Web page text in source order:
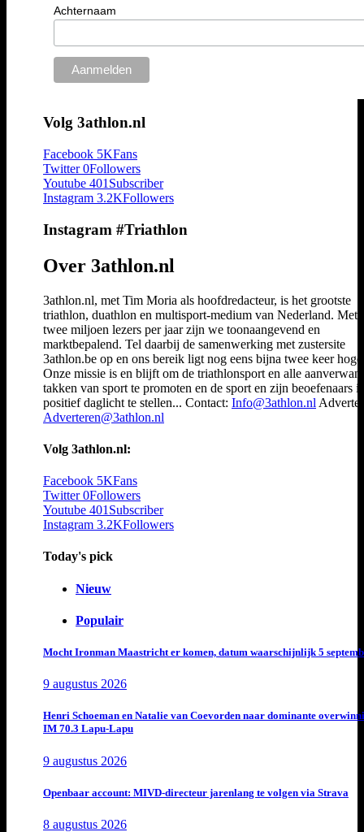
Achternaam
Volg 3athlon.nl
Facebook 5KFans
Twitter 0Followers
Youtube 401 Subscriber
Instagram 3.2KFollowers
Instagram #Triathlon
Over 3athlon.nl
3athlon.nl, met Tim Moria als hoofdredacteur, is het grootste
triathlon, duathlon en multisport-medium van Nederland. Met
twee miljoen lezers per jaar zijn we toonaangevend en
marktbepalend. Tel daarbij de samenwerking met zustersite
3athlon.be op en ons bereik ligt nog eens bijna twee keer
Onze missie is en blijft om de triathlonsport en alle
takken van sport te promoten en de sport en zijn beoefenaars
positief daglicht te stellen... Contact: Info@3athlon.nl
Adverteren@3athlon.nl
Volg 3athlon.nl:
Facebook 5KFans
Twitter 0Followers
Youtube 401 Subscriber
Instagram 3.2KFollowers
Today's pick
Nieuw
Populair
Mocht Ironman Maastricht er komen, datum waarschijnlijk 5
9 augustus 2026
Henri Schoeman en Natalie van Coevorden naar dominante
IM 70.3 Lapu-Lapu
9 augustus 2026
Openbaar account: MIVD-directeur jarenlang te volgen via Strava
8 augustus 2026